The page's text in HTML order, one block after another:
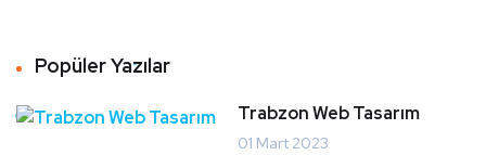
Popüler Yazılar
Trabzon Web Tasarım
01 Mart 2023